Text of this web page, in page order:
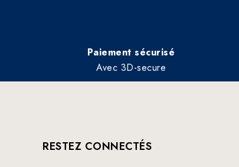
Paiement sécurisé
Avec 3D-secure
RESTEZ CONNECTÉS